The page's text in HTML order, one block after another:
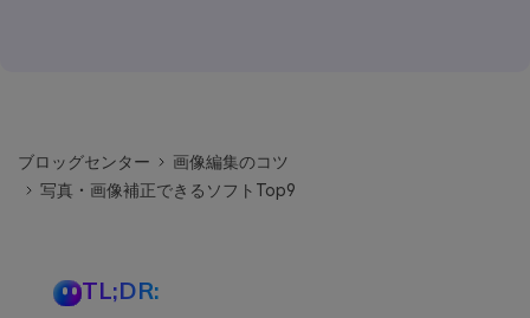
ブロッグセンター
画像編集のコツ
写真・画像補正できるソフトTop9
TL;DR: